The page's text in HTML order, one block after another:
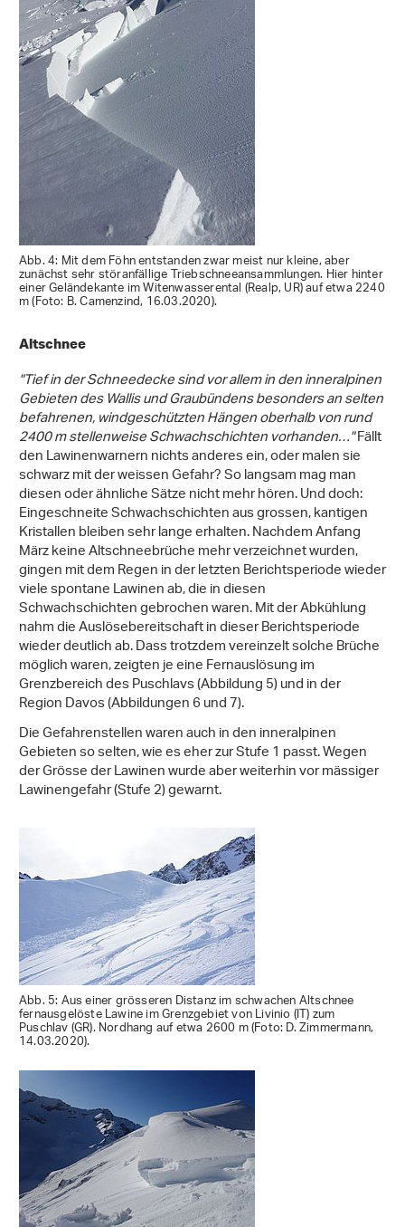
Abb. 4: Mit dem Föhn entstanden zwar meist nur kleine, aber
zunächst sehr störanfällige Triebschneeansammlungen. Hier hinter
einer Geländekante im Witenwasserental (Realp, UR) auf etwa 2240
m (Foto: B. Camenzind, 16.03.2020).
Altschnee
"Tief in der Schneedecke sind vor allem in den inneralpinen
Gebieten des Wallis und Graubündens besonders an selten
befahrenen, windgeschützten Hängen oberhalb von rund
2400 m stellenweise Schwachschichten vorhanden…"Fällt
den Lawinenwarnern nichts anderes ein, oder malen sie
schwarz mit der weissen Gefahr? So langsam mag man
diesen oder ähnliche Sätze nicht mehr hören. Und doch:
Eingeschneite Schwachschichten aus grossen, kantigen
Kristallen bleiben sehr lange erhalten. Nachdem Anfang
März keine Altschneebrüche mehr verzeichnet wurden,
gingen mit dem Regen in der letzten Berichtsperiode wieder
viele spontane Lawinen ab, die in diesen
Schwachschichten gebrochen waren. Mit der Abkühlung
nahm die Auslösebereitschaft in dieser Berichtsperiode
wieder deutlich ab. Dass trotzdem vereinzelt solche Brüche
möglich waren, zeigten je eine Fernauslösung im
Grenzbereich des Puschlavs (Abbildung 5) und in der
Region Davos (Abbildungen 6 und 7).
Die Gefahrenstellen waren auch in den inneralpinen
Gebieten so selten, wie es eher zur Stufe 1 passt. Wegen
der Grösse der Lawinen wurde aber weiterhin vor mässiger
Lawinengefahr (Stufe 2) gewarnt.
Abb. 5: Aus einer grösseren Distanz im schwachen Altschnee
fernausgelöste Lawine im Grenzgebiet von Livinio (IT) zum
Puschlav (GR). Nordhang auf etwa 2600 m (Foto: D. Zimmermann,
14.03.2020).